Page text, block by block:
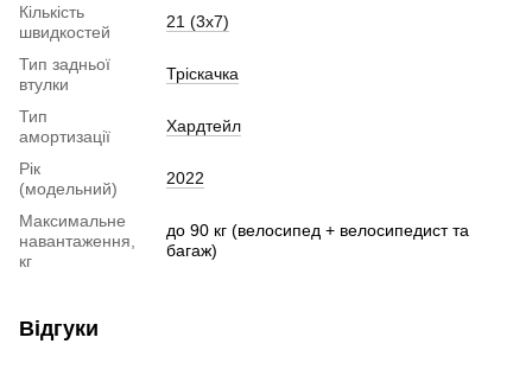
Кількість
швидкостей
21 (3х7)
Тип задньої
втулки
Тріскачка
Тип
амортизації
Хардтейл
Рік
(модельний)
2022
Максимальне
навантаження,
кг
до 90 кг (велосипед + велосипедист та
багаж)
Відгуки